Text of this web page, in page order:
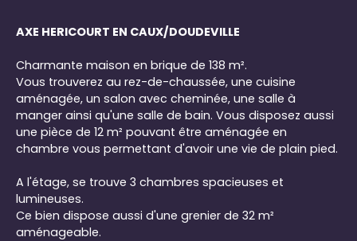
AXE HERICOURT EN CAUX/DOUDEVILLE
Charmante maison en brique de 138 m².
Vous trouverez au rez-de-chaussée, une cuisine
aménagée, un salon avec cheminée, une salle à
manger ainsi qu'une salle de bain. Vous disposez aussi
une pièce de 12 m² pouvant être aménagée en
chambre vous permettant d'avoir une vie de plain pied.
A l'étage, se trouve 3 chambres spacieuses et
lumineuses.
Ce bien dispose aussi d'une grenier de 32 m²
aménageable.